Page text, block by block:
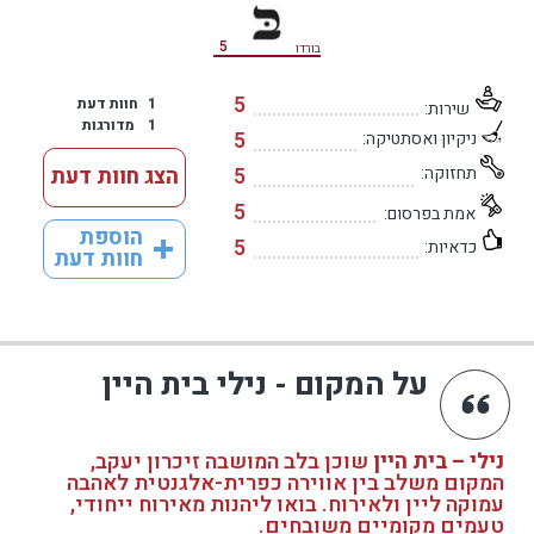
בורדו 5
שירות: 5
ניקיון ואסתטיקה: 5
תחזוקה: 5
אמת בפרסום: 5
כדאיות: 5
1 חוות דעת
1
מדורגות
הצג חוות דעת
הוספת
חוות דעת
על המקום - נילי בית היין
נילי – בית היין שוכן בלב המושבה זיכרון יעקב,
המקום משלב בין אווירה כפרית-אלגנטית לאהבה
עמוקה ליין ולאירוח. בואו ליהנות מאירוח ייחודי,
טעמים מקומיים משובחים.